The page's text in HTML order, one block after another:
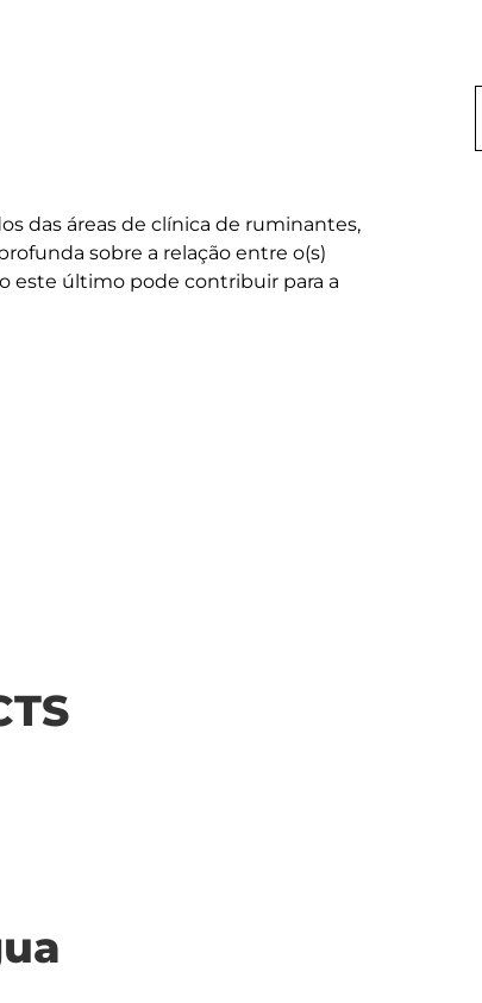
das áreas de clínica de ruminantes,
sobre a relação entre o(s)
este último pode contribuir para a